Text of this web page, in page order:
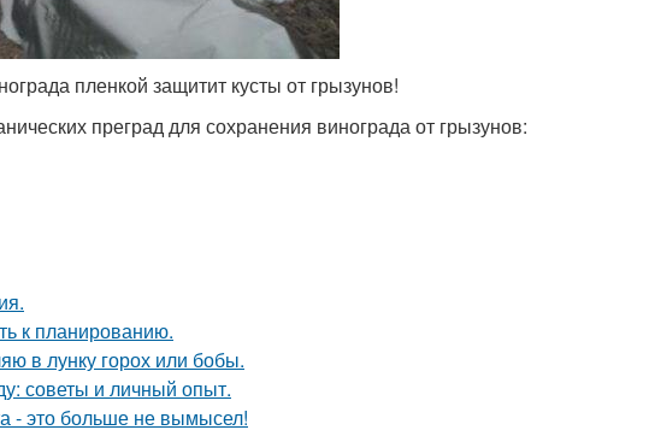
пленкой защитит кусты от грызунов!
преград для сохранения винограда от грызунов:
к планированию.
в лунку горох или бобы.
советы и личный опыт.
- это больше не вымысел!